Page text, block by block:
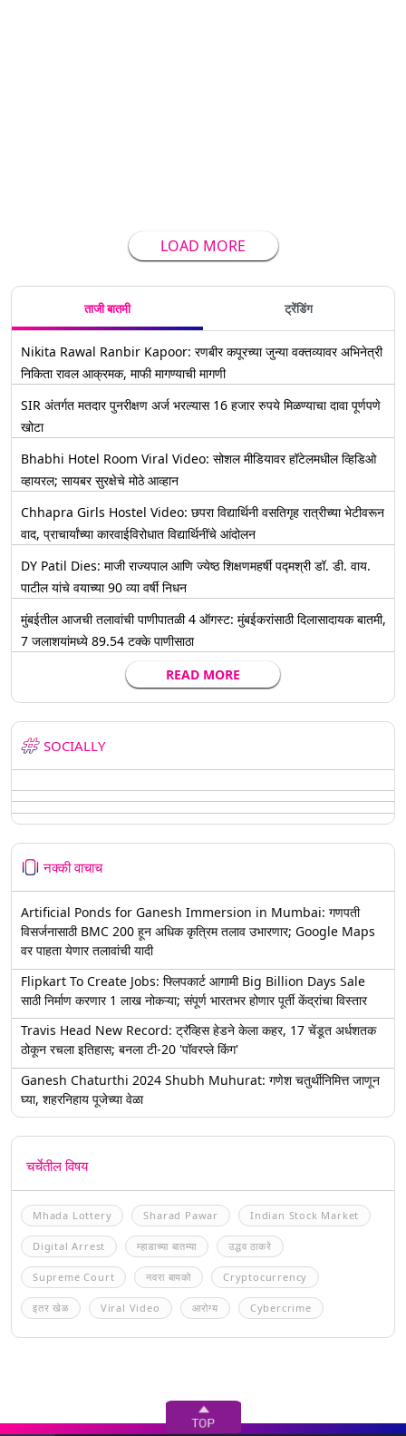
LOAD MORE
ताजी बातमी ट्रेंडिंग
Nikita Rawal Ranbir Kapoor: रणबीर कपूरच्या जुन्या वक्तव्यावर अभिनेत्री
निकिता रावल आक्रमक, माफी मागण्याची मागणी
SIR अंतर्गत मतदार पुनरीक्षण अर्ज भरल्यास 16 हजार रुपये मिळण्याचा दावा पूर्णपणे
खोटा
Bhabhi Hotel Room Viral Video: सोशल मीडियावर हॉटेलमधील व्हिडिओ
व्हायरल; सायबर सुरक्षेचे मोठे आव्हान
Chhapra Girls Hostel Video: छपरा विद्यार्थिनी वसतिगृह रात्रीच्या भेटीवरून
वाद, प्राचार्यांच्या कारवाईविरोधात विद्यार्थिनींचे आंदोलन
DY Patil Dies: माजी राज्यपाल आणि ज्येष्ठ शिक्षणमहर्षी पद्मश्री डॉ. डी. वाय.
पाटील यांचे वयाच्या 90 व्या वर्षी निधन
मुंबईतील आजची तलावांची पाणीपातळी 4 ऑगस्ट: मुंबईकरांसाठी दिलासादायक बातमी,
7 जलाशयांमध्ये 89.54 टक्के पाणीसाठा
READ MORE
SOCIALLY
नक्की वाचाच
Artificial Ponds for Ganesh Immersion in Mumbai: गणपती
विसर्जनासाठी BMC 200 हून अधिक कृत्रिम तलाव उभारणार; Google Maps
वर पाहता येणार तलावांची यादी
Flipkart To Create Jobs: फ्लिपकार्ट आगामी Big Billion Days Sale
साठी निर्माण करणार 1 लाख नोकऱ्या; संपूर्ण भारतभर होणार पूर्ती केंद्रांचा विस्तार
Travis Head New Record: ट्रॅव्हिस हेडने केला कहर, 17 चेंडूत अर्धशतक
ठोकून रचला इतिहास; बनला टी-20 'पॉवरप्ले किंग'
Ganesh Chaturthi 2024 Shubh Muhurat: गणेश चतुर्थीनिमित्त जाणून
घ्या, शहरनिहाय पूजेच्या वेळा
चर्चेतील विषय
Mhada Lottery Sharad Pawar Indian Stock Market
Digital Arrest म्हाडाच्या बातम्या उद्धव ठाकरे
Supreme Court नवरा बायको Cryptocurrency
इतर खेळ Viral Video आरोग्य Cybercrime